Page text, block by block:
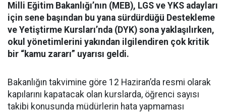
Milli Eğitim Bakanlığı’nın (MEB), LGS ve YKS adayları
için sene başından bu yana sürdürdüğü Destekleme
ve Yetiştirme Kursları’nda (DYK) sona yaklaşılırken,
okul yönetimlerini yakından ilgilendiren çok kritik
bir “kamu zararı” uyarısı geldi.
Bakanlığın takvimine göre 12 Haziran’da resmi olarak
kapılarını kapatacak olan kurslarda, öğrenci sayısı
takibi konusunda müdürlerin hata yapmaması